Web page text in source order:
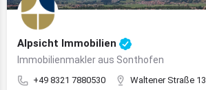
Alpsicht Immobilien
Immobilienmakler aus Sonthofen
+49 8321 7880530 Waltener Straße 13